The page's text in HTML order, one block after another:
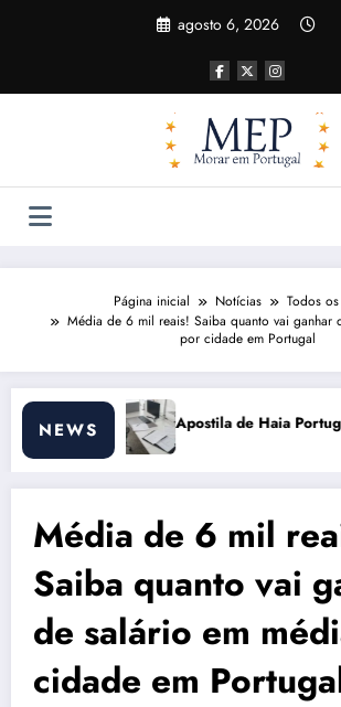
agosto 6, 2026
Página inicial Notícias
Todos
Média de 6 mil reais! Saiba quanto vai ganhar
por cidade em Portugal
NEWS
Portugal 2026: Efeitos Surpreendentes e
Média de 6 mil
Saiba quanto vai
de salário em
cidade em